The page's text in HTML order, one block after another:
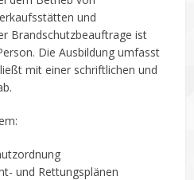
und
Brandschutzbeauftrage ist
Die Ausbildung umfasst
mit einer schriftlichen und
und Rettungsplänen